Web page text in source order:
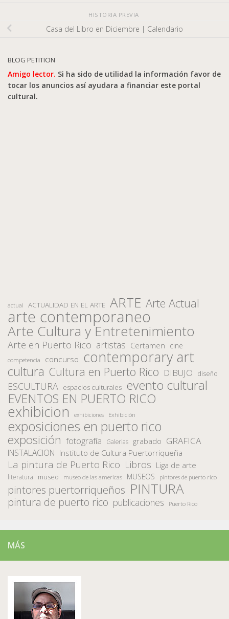
HISTORIA PREVIA
Casa del Libro en Diciembre | Calendario
BLOG PETITION
Amigo lector. Si ha sido de utilidad la información favor de
tocar los anuncios así ayudara a financiar este portal
cultural.
actual ACTUALIDAD EN EL ARTE ARTE Arte Actual
arte contemporaneo
Arte Cultura y Entretenimiento
Arte en Puerto Rico artistas Certamen cine
competencia concurso contemporary art
cultura Cultura en Puerto Rico DIBUJO diseño
ESCULTURA espacios culturales evento cultural
EVENTOS EN PUERTO RICO
exhibicion exhibiciones Exhibición
exposiciones en puerto rico
exposición fotografía Galerias grabado GRAFICA
INSTALACION Instituto de Cultura Puertorriqueña
La pintura de Puerto Rico Libros Liga de arte
literatura museo museo de las americas MUSEOS pintores de puerto rico
pintores puertorriqueños PINTURA
pintura de puerto rico publicaciones Puerto Rico
MÁS